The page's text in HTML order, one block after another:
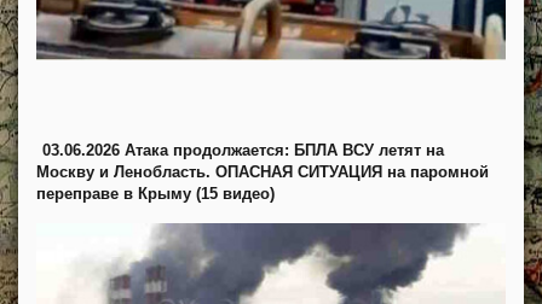
03.06.2026 Атака продолжается: БПЛА ВСУ летят на
Москву и Ленобласть. ОПАСНАЯ СИТУАЦИЯ на паромной
переправе в Крыму (15 видео)